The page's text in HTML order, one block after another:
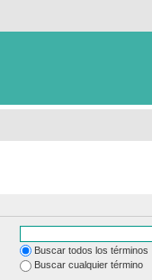
Buscar todos los términos
Buscar cualquier término